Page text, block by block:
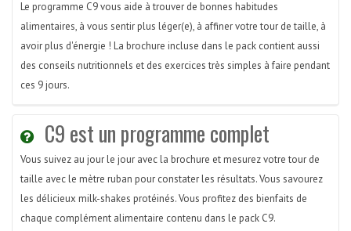
Le programme C9 vous aide à trouver de bonnes habitudes
alimentaires, à vous sentir plus léger(e), à affiner votre tour de taille, à
avoir plus d'énergie ! La brochure incluse dans le pack contient aussi
des conseils nutritionnels et des exercices très simples à faire pendant
ces 9 jours.
C9 est un programme complet
Vous suivez au jour le jour avec la brochure et mesurez votre tour de
taille avec le mètre ruban pour constater les résultats. Vous savourez
les délicieux milk-shakes protéinés. Vous profitez des bienfaits de
chaque complément alimentaire contenu dans le pack C9.